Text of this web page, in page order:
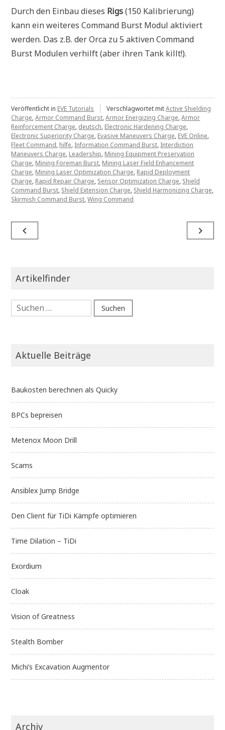
Durch den Einbau dieses Rigs(150 Kalibrierung)
kann ein weiteres Command Burst Modul aktiviert
werden. Das z.B. der Orca zu 5 aktiven Command
Burst Modulen verhilft (aber ihren Tank killt!).
Veröffentlicht in EVE Tutorials Verschlagwortet mitActive Shielding
Charge,Armor Command Burst,Armor Energizing Charge,Armor
Reinforcement Charge, deutsch, Electronic Hardening Charge,
Electronic Superiority Charge, Evasive Maneuvers Charge, EVE Online,
Fleet Command, hilfe, Information Command Burst, Interdiction
Maneuvers Charge, Leadership, Mining Equipment Preservation
Charge, Mining Foreman Burst, Mining Laser Field Enhancement
Charge, Mining Laser Optimization Charge, Rapid Deployment
Charge, Rapid Repair Charge, Sensor Optimization Charge, Shield
Command Burst, Shield Extension Charge, Shield Harmonizing Charge,
Skirmish Command Burst,Wing Command
Beitragsnavigation
navigate_before navigate_next
Artikelfinder
Suchen
nach:
Aktuelle Beiträge
Baukosten berechnen als Quicky
BPCs bepreisen
Metenox Moon Drill
Scams
Ansiblex Jump Bridge
Den Client für TiDi Kämpfe optimieren
Time Dilation – TiDi
Exordium
Cloak
Vision of Greatness
Stealth Bomber
Michi’s Excavation Augmentor
Archiv